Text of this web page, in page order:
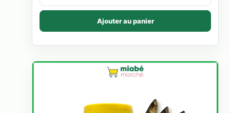
Ajouter au panier
a
plusieurs
Les
options
être